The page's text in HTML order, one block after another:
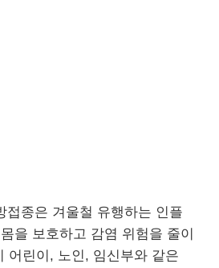
접종은 겨울철 유행하는 인플
을 보호하고 감염 위험을 줄이
어린이, 노인, 임신부와 같은